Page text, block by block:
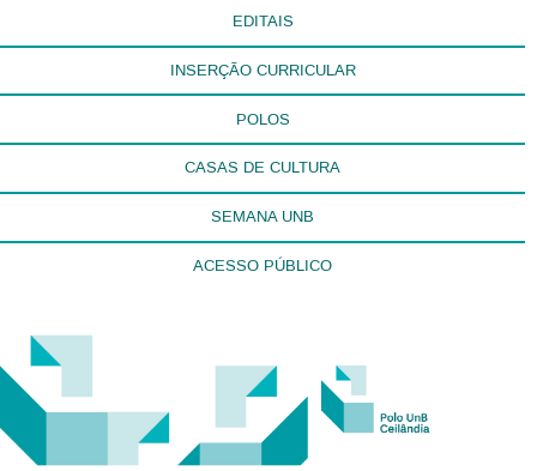
EDITAIS
INSERÇÃO CURRICULAR
POLOS
CASAS DE CULTURA
SEMANA UNB
ACESSO PÚBLICO